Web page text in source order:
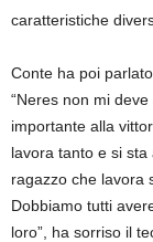
caratteristiche
Conte ha poi
“Neres non mi
importante alla
lavora tanto e si
ragazzo che lavora
Dobbiamo tutti
loro”, ha sorriso il